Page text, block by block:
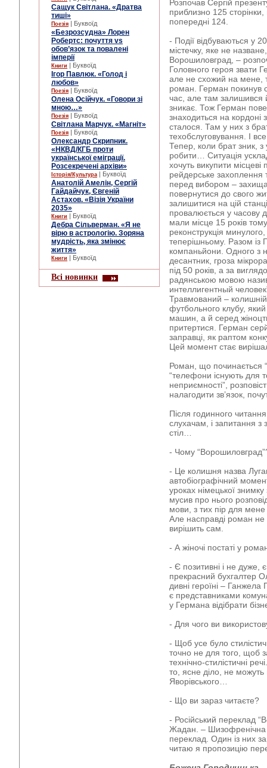
Сащук Світлана. «Дратва
тиші»
Поезія | Буквоїд
«Безрозсудна» Лорен
Робертс: почуття vs
обов’язок та повалені
імперії
Книги | Буквоїд
Ігор Павлюк. «Голод і
любов»
Поезія | Буквоїд
Олена Осійчук. «Говори зі
мною…»
Поезія | Буквоїд
Світлана Марчук. «Магніт»
Поезія | Буквоїд
Олександр Скрипник.
«НКВД/КГБ проти
української еміграції.
Розсекречені архіви»
Історія/Культура | Буквоїд
Анатолій Амелін, Сергій
Гайдайчук, Євгеній
Астахов. «Візія України
2035»
Книги | Буквоїд
Дебра Сільверман. «Я не
вірю в астрологію. Зоряна
мудрість, яка змінює
життя»
Книги | Буквоїд
Всі новинки
Розпочав Сергій
приблизно 125
попередні 124.
- Події відбуваються у
містечку, яке не
Ворошиловград, –
Головного героя звати
але не схожий на мене,
роман. Герман покинув
час, але там залишився
зникає. Тож Герман
знаходиться на
сталося. Там у них з
техобслуговування. І
Тепер, коли брат зник,
робити… Ситуація
хочуть викупити місцеві
рейдерське захоплення
перед вибором –
повернутися до свого
залишитися на цій
провалюється у часову
мали місце 15 років
реконструкція
теперішньому. Разом із
компаньйони. Одного з
десантник, гроза
під 50 років, а за
радянською мовою
интеллигентный
Травмований –
футбольного клубу,
машин, а й серед
притертися. Герман
заправці, як раптом
Цей момент стає
Роман, що починається
“телефони існують для
неприємності”,
налагодити зв’язок,
Після годинного
слухачам, і запитання
стіл…
- Чому
- Це колишня назва
автобіографічний
уроках німецької
мусив про нього
мови, з тих пір для
Але насправді роман
вирішить сам.
- А жіночі постаті у
- Є позитивні і не дуже,
прекрасний бухгалтер
дивні героїні – Ганжела
є представниками
у Германа відібрати
- Для чого ви
- Щоб усе було
точно не для того, щоб
технічно-стилістичні
то, ясне діло, не
Яворівського…
- Що ви зараз читаєте?
- Російський переклад
Жадан. – Шизофренічна
переклад. Один із них
читаю я пропозицію